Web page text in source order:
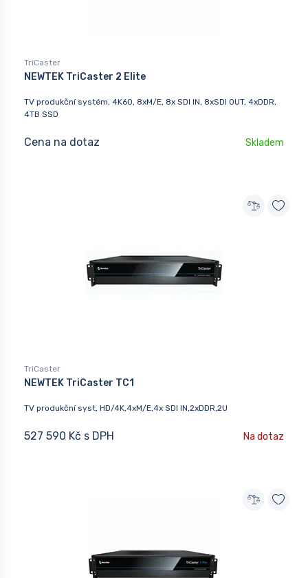
TriCaster
NEWTEK TriCaster 2 Elite
TV produkční systém, 4K60, 8xM/E, 8x SDI IN, 8xSDI OUT, 4xDDR,
4TB SSD
Cena na dotaz Skladem
TriCaster
NEWTEK TriCaster TC1
TV produkční syst, HD/4K,4xM/E,4x SDI IN,2xDDR,2U
527 590 Kč s DPH Na dotaz